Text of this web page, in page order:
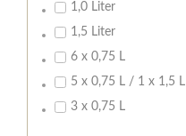
1,0 Liter
1,5 Liter
6 x 0,75 L
5 x 0,75 L / 1 x 1,5 L
3 x 0,75 L